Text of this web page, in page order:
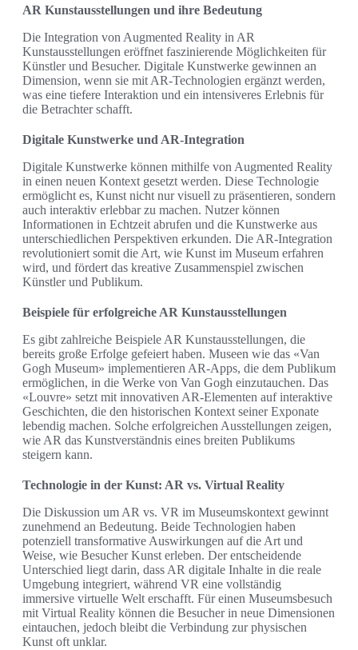
AR Kunstausstellungen und ihre Bedeutung
Die Integration von Augmented Reality in AR
Kunstausstellungen eröffnet faszinierende Möglichkeiten für
Künstler und Besucher. Digitale Kunstwerke gewinnen an
Dimension, wenn sie mit AR-Technologien ergänzt werden,
was eine tiefere Interaktion und ein intensiveres Erlebnis für
die Betrachter schafft.
Digitale Kunstwerke und AR-Integration
Digitale Kunstwerke können mithilfe von Augmented Reality
in einen neuen Kontext gesetzt werden. Diese Technologie
ermöglicht es, Kunst nicht nur visuell zu präsentieren, sondern
auch interaktiv erlebbar zu machen. Nutzer können
Informationen in Echtzeit abrufen und die Kunstwerke aus
unterschiedlichen Perspektiven erkunden. Die AR-Integration
revolutioniert somit die Art, wie Kunst im Museum erfahren
wird, und fördert das kreative Zusammenspiel zwischen
Künstler und Publikum.
Beispiele für erfolgreiche AR Kunstausstellungen
Es gibt zahlreiche Beispiele AR Kunstausstellungen, die
bereits große Erfolge gefeiert haben. Museen wie das «Van
Gogh Museum» implementieren AR-Apps, die dem Publikum
ermöglichen, in die Werke von Van Gogh einzutauchen. Das
«Louvre» setzt mit innovativen AR-Elementen auf interaktive
Geschichten, die den historischen Kontext seiner Exponate
lebendig machen. Solche erfolgreichen Ausstellungen zeigen,
wie AR das Kunstverständnis eines breiten Publikums
steigern kann.
Technologie in der Kunst: AR vs. Virtual Reality
Die Diskussion um AR vs. VR im Museumskontext gewinnt
zunehmend an Bedeutung. Beide Technologien haben
potenziell transformative Auswirkungen auf die Art und
Weise, wie Besucher Kunst erleben. Der entscheidende
Unterschied liegt darin, dass AR digitale Inhalte in die reale
Umgebung integriert, während VR eine vollständig
immersive virtuelle Welt erschafft. Für einen Museumsbesuch
mit Virtual Reality können die Besucher in neue Dimensionen
eintauchen, jedoch bleibt die Verbindung zur physischen
Kunst oft unklar.